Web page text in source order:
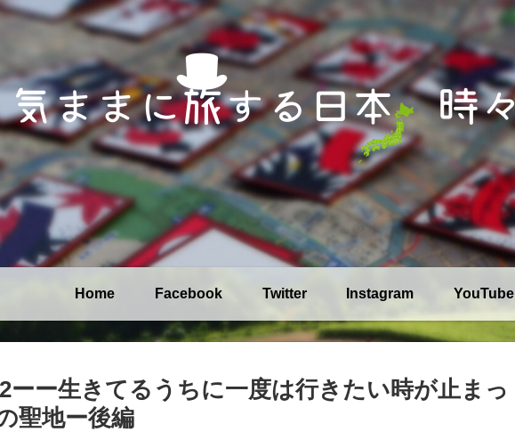
Home Facebook Twitter Instagram YouTube
ーー生きてるうちに一度は行きたい時が止まっ
聖地ー後編